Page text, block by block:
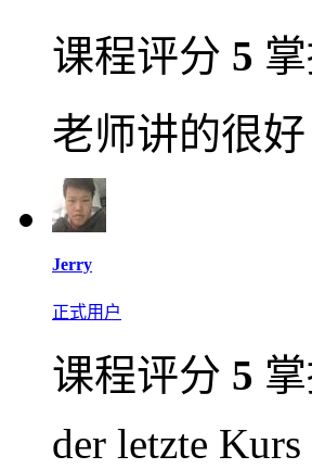
课程评分 5
老师讲的很好
Jerry
正式用户
课程评分 5
der letzte